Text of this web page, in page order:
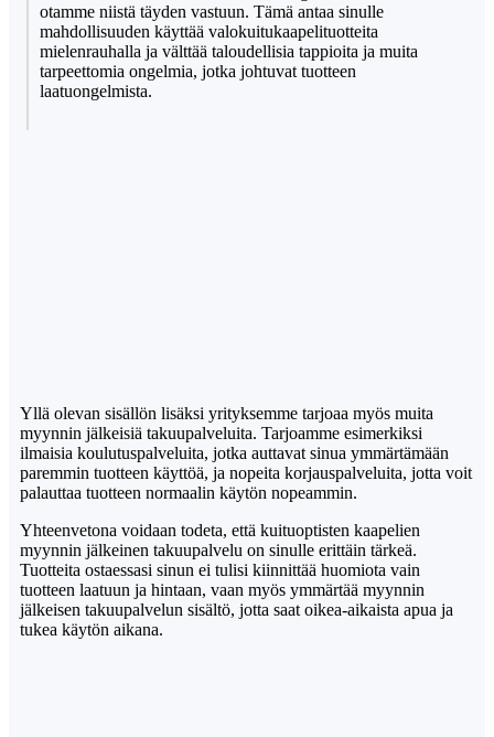
otamme niistä täyden vastuun. Tämä antaa sinulle
mahdollisuuden käyttää valokuitukaapelituotteita
mielenrauhalla ja välttää taloudellisia tappioita ja muita
tarpeettomia ongelmia, jotka johtuvat tuotteen
laatuongelmista.
Yllä olevan sisällön lisäksi yrityksemme tarjoaa myös muita
myynnin jälkeisiä takuupalveluita. Tarjoamme esimerkiksi
ilmaisia ​​koulutuspalveluita, jotka auttavat sinua ymmärtämään
paremmin tuotteen käyttöä, ja nopeita korjauspalveluita, jotta voit
palauttaa tuotteen normaalin käytön nopeammin.
Yhteenvetona voidaan todeta, että kuituoptisten kaapelien
myynnin jälkeinen takuupalvelu on sinulle erittäin tärkeä.
Tuotteita ostaessasi sinun ei tulisi kiinnittää huomiota vain
tuotteen laatuun ja hintaan, vaan myös ymmärtää myynnin
jälkeisen takuupalvelun sisältö, jotta saat oikea-aikaista apua ja
tukea käytön aikana.